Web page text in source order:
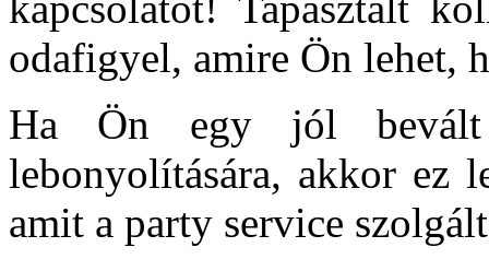
odafigyel, amire Ön lehet,
Ha Ön egy jól bevált
lebonyolítására, akkor ez
amit a party service